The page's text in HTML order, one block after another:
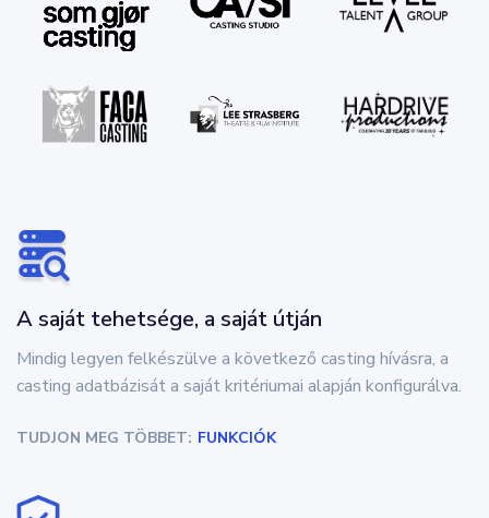
A saját tehetsége, a saját útján
Mindig legyen felkészülve a következő casting hívásra, a
casting adatbázisát a saját kritériumai alapján konfigurálva.
TUDJON MEG TÖBBET: FUNKCIÓK